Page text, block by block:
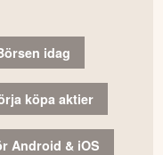
idag
köpa aktier
Android & iOS